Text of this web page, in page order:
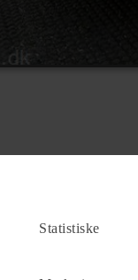
Statistiske